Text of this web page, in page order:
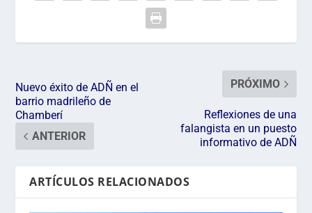
Nuevo éxito de ADÑ en el
barrio madrileño de
Chamberí
ANTERIOR
PRÓXIMO
Reflexiones de una
falangista en un puesto
informativo de ADÑ
ARTÍCULOS RELACIONADOS